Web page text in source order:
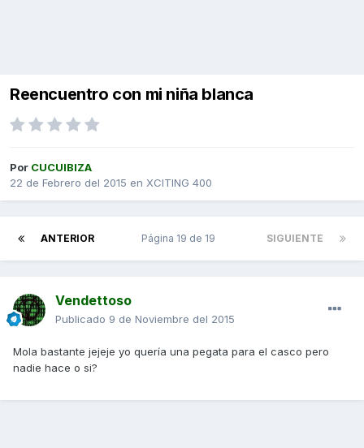
Reencuentro con mi niña blanca
Por CUCUIBIZA
22 de Febrero del 2015 en XCITING 400
ANTERIOR SIGUIENTE
Página 19 de 19
Vendettoso
Publicado 9 de Noviembre del 2015
Mola bastante jejeje yo quería una pegata para el casco pero
nadie hace o si?